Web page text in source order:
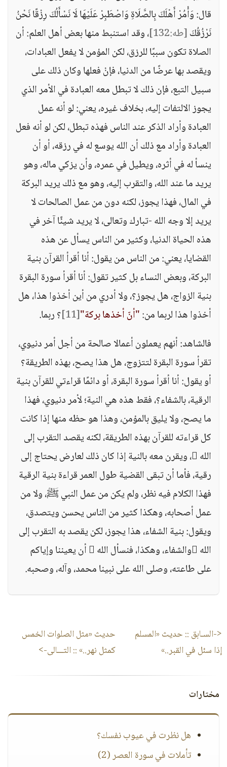
قال: وَأْمُرْ أَهْلَكَ بِالصَّلَاةِ وَاصْطَبِرْ عَلَيْهَا لَا نَسْأَلُكَ رِزْقًا نَحْنُ
نَرْزُقُكَ[طه:132]
، وقد استنبط منها بعض أهل العلم: أن
الصلاة تكون سببًا للرزق، لكن المؤمن لا يفعل العبادات،
ويقصد بها عرضًا من الدنيا، فإنْ فعلها وكان ذلك على
سبيل التبع، فإن ذلك لا تبطل معه العبادة في الأمر الذي
يجوز الالتفات إليه، بخلاف غيره، يعني: لو أنه عمل
العبادة وأراد الذكر عند الناس فهذه تبطل، لكن لو أنه فعل
العبادة وأراد مع ذلك أن الله يوسع له في رزقه، أو أن
ينسأ له في أثره، ويطيل في عمره، وأن يزكي ماله، وهو
يريد ما عند الله، والتقرب إليه، وهو مع ذلك يريد البركة
في المال، فهذا يجوز، لكنه دون من عمل الصالحات لا
يريد إلا وجه الله -تبارك وتعالى، لا يريد شيئًا آخر في
هذه الحياة الدنيا، وكثير من الناس يسأل عن هذه
القضايا، يعني: من الناس من يقول: أنا أقرأ القرآن بنية
البركة، وبعض النساء بل كثير تقول: أنا أقرأ سورة البقرة
بنية الزواج، هل يجوز؟، ولا أدري من أين أخذوا هذا، هل
أخذوا هذا لربما من:"أنّ أخذها بركة"[11]
؟ ربما.
فالشاهد: أنهم يعملون أعمالا صالحة من أجل أمر دنيوي،
تقرأ سورة البقرة لتتزوج، هل هذا يصح، بهذه الطريقة؟
أو يقول: أنا أقرأ سورة البقرة، أو دائمًا قراءتي للقرآن بنية
الرقية، بالشفاء؟، فقط هذه هي النية؛ لأمر دنيوي، فهذا
ما يصح، ولا يليق بالمؤمن، وهذا هو حظه منها إذا كانت
كل قراءته للقرآن بهذه الطريقة، لكنه يقصد التقرب إلى
الله ، ويقرن معه بالنية إذا كان ذلك لعارض يحتاج إلى
رقية، فأما أن تبقى القضية طول العمر قراءة بنية الرقية
فهذا الكلام فيه نظر، ولم يكن من عمل النبي ﷺ، ولا من
عمل أصحابه، وهكذا كثير من الناس يحسن ويتصدق،
ويقول: بنية الشفاء، هذا يجوز، لكن يقصد به التقرب إلى
الله والشفاء، وهكذا، فنسأل الله  أن يعيننا وإياكم
على طاعته، وصلى الله على نبينا محمد، وآله، وصحبه.
<-السـابق :: حديث «المسلم
إذا سئل في القبر..»
حديث «مثل الصلوات الخمس
كمثل نهر..» :: التـــالى->
مختارات
هل نظرت في عيوب نفسك؟
تأملات في سورة العصر (2)